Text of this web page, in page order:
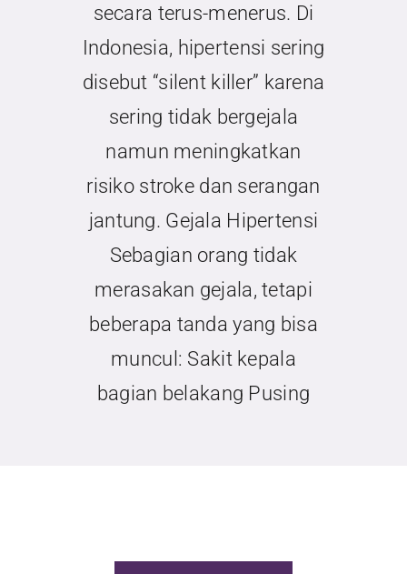
secara terus-menerus. Di
Indonesia, hipertensi sering
disebut “silent killer” karena
sering tidak bergejala
namun meningkatkan
risiko stroke dan serangan
jantung. Gejala Hipertensi
Sebagian orang tidak
merasakan gejala, tetapi
beberapa tanda yang bisa
muncul: Sakit kepala
bagian belakang Pusing